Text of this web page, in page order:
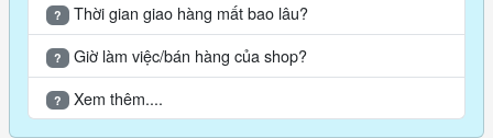
? Thời gian giao hàng mất bao lâu?
? Giờ làm việc/bán hàng của shop?
? Xem thêm....